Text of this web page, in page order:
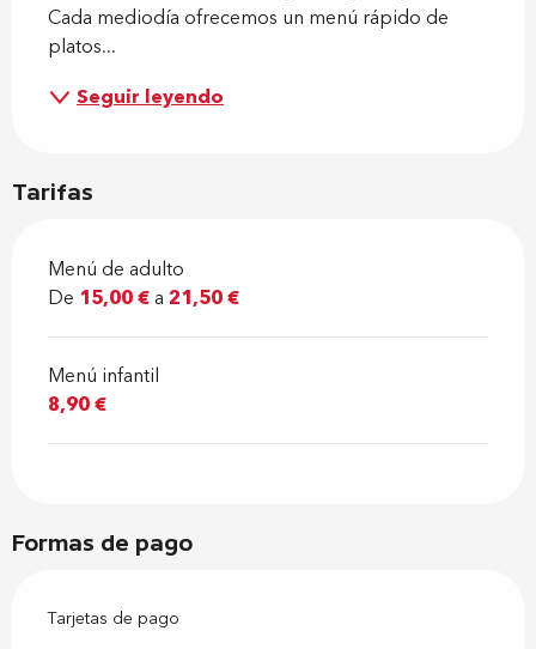
Cada mediodía ofrecemos un menú rápido de
platos...
Seguir leyendo
Tarifas
Menú de adulto
De 15,00 €a 21,50 €
Menú infantil
8,90 €
Formas de pago
Tarjetas de pago